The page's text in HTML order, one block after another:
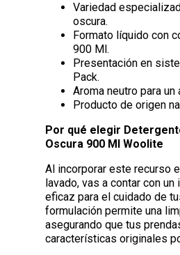
Variedad
oscura.
Formato líquido con
900 Ml.
Presentación en
Pack.
Aroma neutro para
Producto de origen
Por qué elegir
Oscura 900 Ml Woolite
Al incorporar este recurso
lavado, vas a contar con
eficaz para el cuidado de
formulación permite una
asegurando que tus
características originales